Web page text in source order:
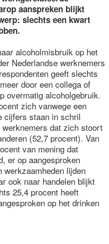
aanspreken blijkt
slechts een kwart
alcoholmisbruik op het
Nederlandse werknemers
geeft slechts
door een collega of
overmatig alcoholgebruik.
zich vanwege een
cijfers staan in schril
dat zich stoort
(52,7 procent). Van
van mening dat
er op aangesproken
werkzaamheden lijden
ook naar handelen blijkt
25,4 procent heeft
op het drinken